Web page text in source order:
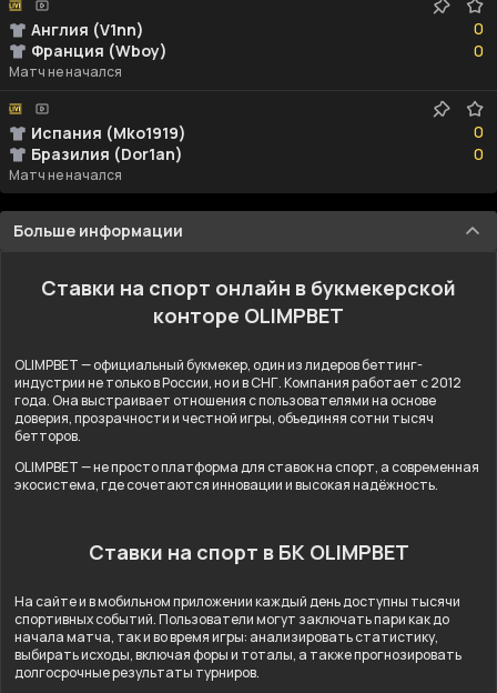
Англия (V1nn)
Франция (Wboy)
0
0
0
0
Матч не начался
Испания (Mko1919)
Бразилия (Dor1an)
0
0
0
0
Матч не начался
Больше информации
Ставки на спорт онлайн в букмекерской
конторе OLIMPBET
OLIMPBET — официальный букмекер, один из лидеров беттинг-
индустрии не только в России, но и в СНГ. Компания работает с 2012
года. Она выстраивает отношения с пользователями на основе
доверия, прозрачности и честной игры, объединяя сотни тысяч
бетторов.
OLIMPBET — не просто платформа для ставок на спорт, а современная
экосистема, где сочетаются инновации и высокая надёжность.
Ставки на спорт в БК OLIMPBET
На сайте и в мобильном приложении каждый день доступны тысячи
спортивных событий. Пользователи могут заключать пари как до
начала матча, так и во время игры: анализировать статистику,
выбирать исходы, включая форы и тоталы, а также прогнозировать
долгосрочные результаты турниров.